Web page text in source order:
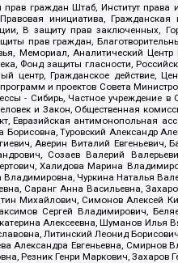
граждан Штаб, Институт права
инициатива, Гражданская
В защиту прав заключенных,
прав граждан,
Мемориал, Аналитический
Фонд защиты гласности,
центр, Гражданское действие,
и проектов Совета
- Сибирь, Частное учреждение в
и Закон, Общественная
антимонопольная
Туровский Александр
Аверин Виталий Евгеньевич,
Созаев Валерий
Халидова Марина
Чуркина Наталья
Саранг Анна Васильевна,
Михайлович, Симонов Алексей
Сергей Владимирович,
Алексеевна, Шуманов Илья
Литинский Леонид
Александра Евгеньевна, Смирнов
Резник Генри Маркович, Захаров